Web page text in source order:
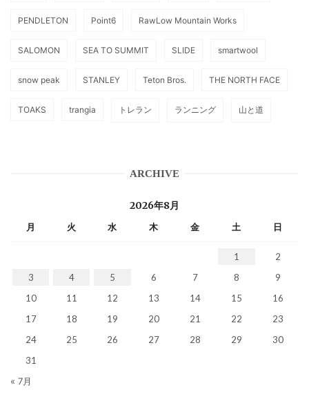
PENDLETON Point6 RawLow Mountain Works
SALOMON SEA TO SUMMIT SLIDE smartwool
snow peak STANLEY Teton Bros. THE NORTH FACE
TOAKS trangia トレラン ランニング 山と道
ARCHIVE
2026年8月
月 火 水 木 金 土 日
1
2
3
4 5 6 7 8
9
10
11 12 13 14 15
16
17
18 19 20 21 22
23
24
25 26 27 28 29
30
31
« 7月